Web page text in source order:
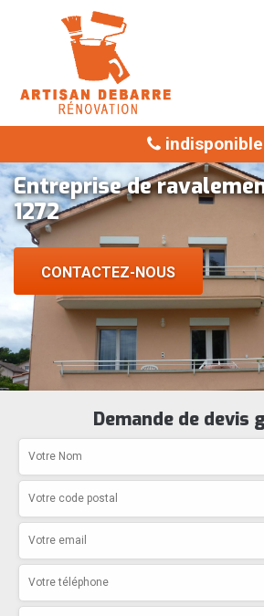
indisponible
Entreprise de
1272
CONTACTEZ-NOUS
Demande de devis